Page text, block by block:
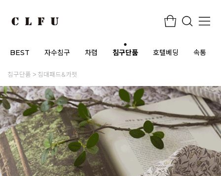
BEST 자수침구 차렵 침구단품 호텔베딩 속통
침구단품 침대패드&카펫